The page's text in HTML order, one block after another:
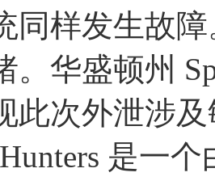
同样发生故
。华盛顿州
此次外泄涉
是一